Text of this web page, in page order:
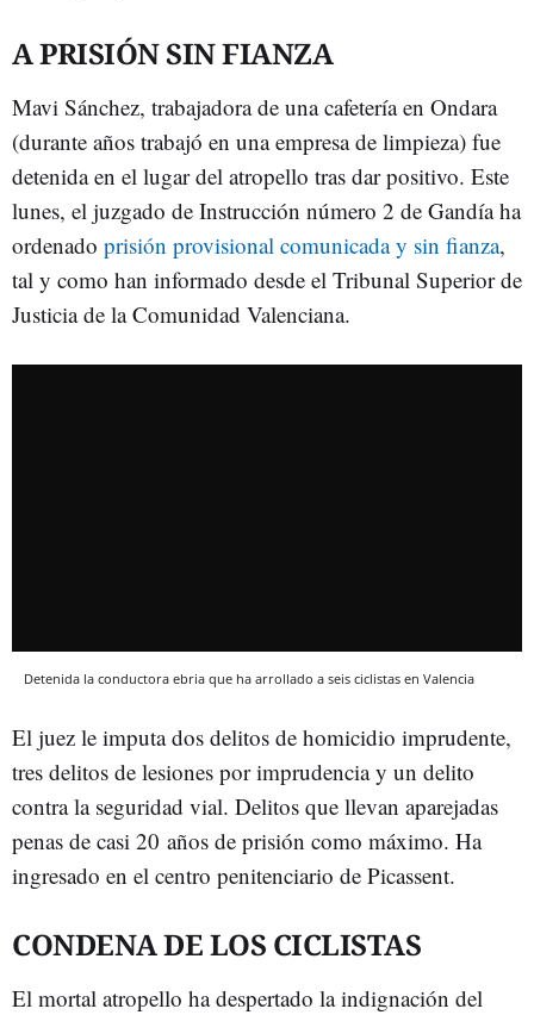
A PRISIÓN SIN FIANZA
Mavi Sánchez, trabajadora de una cafetería en Ondara
(durante años trabajó en una empresa de limpieza) fue
detenida en el lugar del atropello tras dar positivo. Este
lunes, el juzgado de Instrucción número 2 de Gandía ha
ordenado prisión provisional comunicada y sin fianza,
tal y como han informado desde el Tribunal Superior de
Justicia de la Comunidad Valenciana.
Detenida la conductora ebria que ha arrollado a seis ciclistas en Valencia
El juez le imputa dos delitos de homicidio imprudente,
tres delitos de lesiones por imprudencia y un delito
contra la seguridad vial. Delitos que llevan aparejadas
penas de casi 20 años de prisión como máximo. Ha
ingresado en el centro penitenciario de Picassent.
CONDENA DE LOS CICLISTAS
El mortal atropello ha despertado la indignación del